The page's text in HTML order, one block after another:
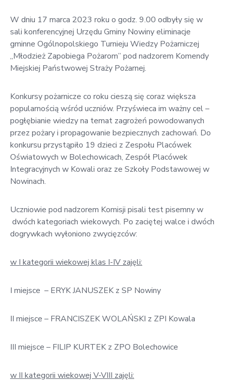
Kowali
Zespół
Placówek
Oświatowych
W dniu 17 marca 2023 roku o godz. 9.00 odbyły się w
sali konferencyjnej Urzędu Gminy Nowiny eliminacje
gminne Ogólnopolskiego Turnieju Wiedzy Pożarniczej
„Młodzież Zapobiega Pożarom” pod nadzorem Komendy
Miejskiej Państwowej Straży Pożarnej.
Konkursy pożarnicze co roku cieszą się coraz większa
popularnością wśród uczniów. Przyświeca im ważny cel –
pogłębianie wiedzy na temat zagrożeń powodowanych
przez pożary i propagowanie bezpiecznych zachowań. Do
konkursu przystąpiło 19 dzieci z Zespołu Placówek
Oświatowych w Bolechowicach, Zespół Placówek
Integracyjnych w Kowali oraz ze Szkoły Podstawowej w
Nowinach.
Uczniowie pod nadzorem Komisji pisali test pisemny w
dwóch kategoriach wiekowych. Po zaciętej walce i dwóch
dogrywkach wyłoniono zwycięzców:
w I kategorii wiekowej klas I-IV zajęli:
I miejsce – ERYK JANUSZEK z SP Nowiny
II miejsce – FRANCISZEK WOLAŃSKI z ZPI Kowala
III miejsce – FILIP KURTEK z ZPO Bolechowice
w II kategorii wiekowej V-VIII zajęli: